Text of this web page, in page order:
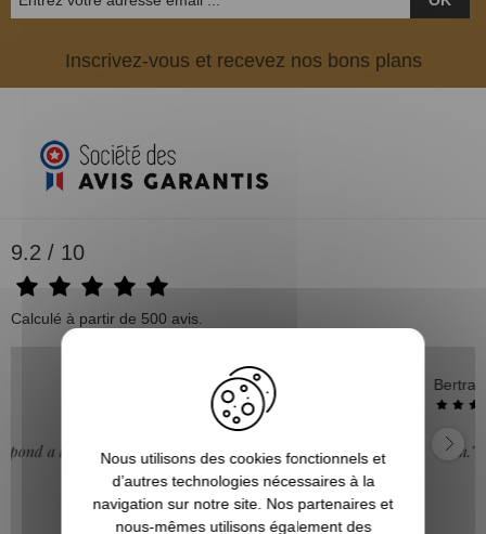
Inscrivez-vous et recevez nos bons plans
9.2 / 10
Calculé à partir de 500 avis.
06/08/2026
"Bien."
Nous utilisons des cookies fonctionnels et
d’autres technologies nécessaires à la
navigation sur notre site. Nos partenaires et
nous-mêmes utilisons également des